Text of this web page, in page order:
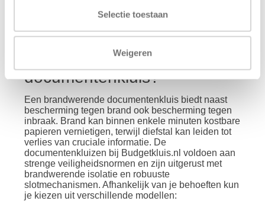
Selectie toestaan
Weigeren
Waarom kiezen voor een
brandwerende
documentenkluis?
Een brandwerende documentenkluis biedt naast
bescherming tegen brand ook bescherming tegen
inbraak. Brand kan binnen enkele minuten kostbare
papieren vernietigen, terwijl diefstal kan leiden tot
verlies van cruciale informatie. De
documentenkluizen bij Budgetkluis.nl voldoen aan
strenge veiligheidsnormen en zijn uitgerust met
brandwerende isolatie en robuuste
slotmechanismen. Afhankelijk van je behoeften kun
je kiezen uit verschillende modellen: